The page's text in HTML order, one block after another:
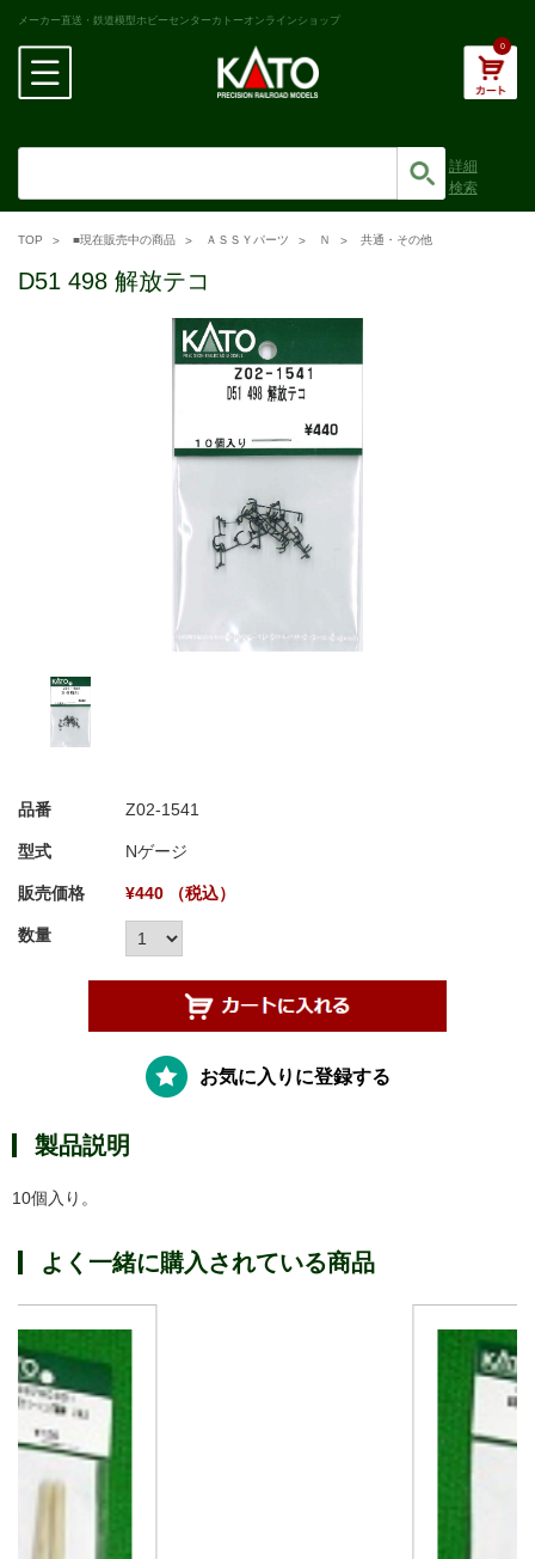
メーカー直送・鉄道模型ホビーセンターカトーオンラインショップ
0
詳細
検索
TOP ■現在販売中の商品 ＡＳＳＹパーツ Ｎ 共通・その他
D51 498 解放テコ
品番 Z02-1541
型式 Nゲージ
販売価格 ¥440 （税込）
数量
お気に入りに登録する
製品説明
10個入り。
よく一緒に購入されている商品